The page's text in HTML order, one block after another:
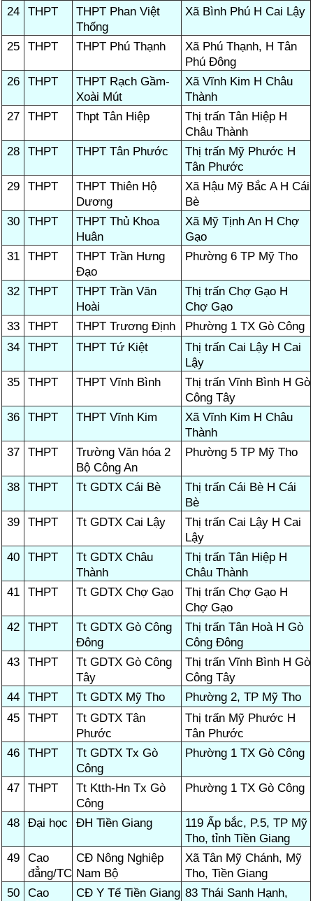
24 THPT
THPT Phan Việt
Thống
Xã Bình Phú H Cai Lậy
25 THPT THPT Phú Thạnh
Xã Phú Thạnh, H Tân
Phú Đông
26
THPT
THPT Rạch Gầm-
Xoài Mút
Xã Vĩnh Kim H Châu
Thành
27
THPT Thpt Tân Hiệp
Thị trấn Tân Hiệp H
Châu Thành
28
THPT THPT Tân Phước
Thị trấn Mỹ Phước H
Tân Phước
29
THPT
THPT Thiên Hộ
Dương
Xã Hậu Mỹ Bắc A H Cái
Bè
30
THPT
THPT Thủ Khoa
Huân
Xã Mỹ Tịnh An H Chợ
Gạo
31
THPT
THPT Trần Hưng
Đạo
Phường 6 TP Mỹ Tho
32 THPT
THPT Trần Văn
Hoài
Thị trấn Chợ Gạo H
Chợ Gạo
33
THPT THPT Trương Định
Phường 1 TX Gò Công
34
THPT THPT Tứ Kiệt
Thị trấn Cai Lậy H Cai
Lậy
35
THPT THPT Vĩnh Bình
Thị trấn Vĩnh Bình H Gò
Công Tây
36
THPT THPT Vĩnh Kim
Xã Vĩnh Kim H Châu
Thành
37
THPT
Trường Văn hóa 2
Bộ Công An
Phường 5 TP Mỹ Tho
38 THPT Tt GDTX Cái Bè
Thị trấn Cái Bè H Cái
Bè
39
THPT Tt GDTX Cai Lậy
Thị trấn Cai Lậy H Cai
Lậy
40
THPT
Tt GDTX Châu
Thành
Thị trấn Tân Hiệp H
Châu Thành
41
THPT Tt GDTX Chợ Gạo
Thị trấn Chợ Gạo H
Chợ Gạo
42
THPT
Tt GDTX Gò Công
Đông
Thị trấn Tân Hoà H Gò
Công Đông
43
THPT
Tt GDTX Gò Công
Tây
Thị trấn Vĩnh Bình H Gò
Công Tây
44
THPT Tt GDTX Mỹ Tho
Phường 2, TP Mỹ Tho
45
THPT
Tt GDTX Tân
Phước
Thị trấn Mỹ Phước H
Tân Phước
46
THPT
Tt GDTX Tx Gò
Công
Phường 1 TX Gò Công
47 THPT
Tt Ktth-Hn Tx Gò
Công
Phường 1 TX Gò Công
48 Đại học ĐH Tiền Giang
119 Ấp bắc, P.5, TP Mỹ
Tho, tỉnh Tiền Giang
49
Cao
đẳng/TC
CĐ Nông Nghiệp
Nam Bộ
Xã Tân Mỹ Chánh, Mỹ
Tho, Tiền Giang
50
Cao
CĐ Y Tế Tiền Giang 83 Thái Sanh Hạnh,